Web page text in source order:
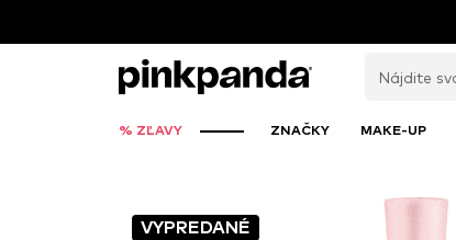
% ZĽAVY ZNAČKY MAKE-UP
VYPREDANÉ